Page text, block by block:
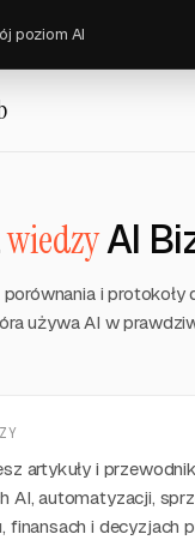
poziom AI
wiedzyAI
i protokoły
używa AI w
artykuły i
AI, automatyzacji,
finansach i decyzjach